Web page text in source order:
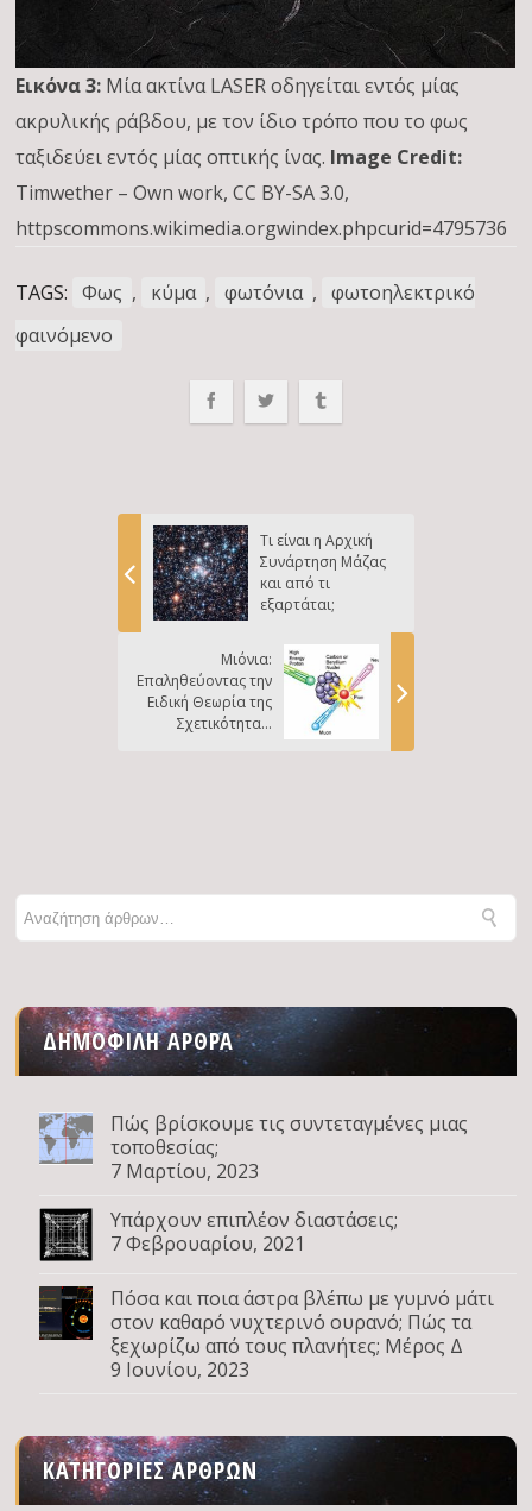
Εικόνα 3: Μία ακτίνα LASER οδηγείται εντός μίας
ακρυλικής ράβδου, με τον ίδιο τρόπο που το φως
ταξιδεύει εντός μίας οπτικής ίνας. Image Credit:
Timwether – Own work, CC BY-SA 3.0,
httpscommons.wikimedia.orgwindex.phpcurid=4795736
TAGS: Φως , κύμα , φωτόνια ,
φωτοηλεκτρικό
φαινόμενο
Τι είναι η Αρχική
Συνάρτηση Μάζας
και από τι
εξαρτάται;
Μιόνια:
Επαληθεύοντας την
Ειδική Θεωρία της
Σχετικότητας,
ΔΗΜΟΦΙΛΉ ΆΡΘΡΑ
Πώς βρίσκουμε τις συντεταγμένες μιας
τοποθεσίας;
7 Μαρτίου, 2023
Υπάρχουν επιπλέον διαστάσεις;
7 Φεβρουαρίου, 2021
Πόσα και ποια άστρα βλέπω με γυμνό μάτι
στον καθαρό νυχτερινό ουρανό; Πώς τα
ξεχωρίζω από τους πλανήτες; Μέρος Δ
9 Ιουνίου, 2023
ΚΑΤΗΓΟΡΊΕΣ ΆΡΘΡΩΝ